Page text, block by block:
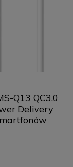
Q13 QC3.0
Delivery